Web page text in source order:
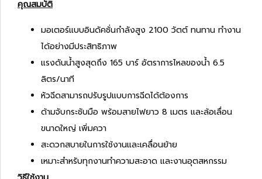
คุณสมบัติ
มอเตอร์แบบอินดัคชั่นกำลังสูง 2100 วัตต์ ทนทาน ทำงาน
ได้อย่างมีประสิทธิภาพ
แรงดันน้ำสูงสุดถึง 165 บาร์ อัตราการไหลของน้ำ 6.5
ลิตร/นาที
หัวฉีดสามารถปรับรูปแบบการฉีดได้ต้องการ
ด้ามจับกระชับมือ พร้อมสายไฟยาว 8 เมตร และล้อเลื่อน
ขนาดใหญ่ เพิ่มควา
สะดวกสบายในการใช้งานและเคลื่อนย้าย
เหมาะสำหรับทุกงานทำความสะอาด และงานอุตสหกรรม